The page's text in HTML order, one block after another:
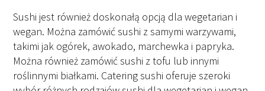
Sushi jest również doskonałą opcją dla wegetarian i
wegan. Można zamówić sushi z samymi warzywami,
takimi jak ogórek, awokado, marchewka i papryka.
Można również zamówić sushi z tofu lub innymi
roślinnymi białkami. Catering sushi oferuje szeroki